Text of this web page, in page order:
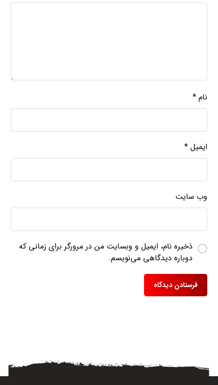
نام*
ایمیل*
وب‌ سایت
ذخیره نام، ایمیل و وبسایت من در مرورگر برای زمانی که
دوباره دیدگاهی می‌نویسم.